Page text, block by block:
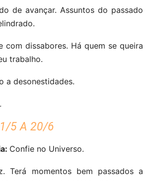
de avançar. Assuntos do passado
com dissabores. Há quem se queira
trabalho.
a desonestidades.
5 A 20/6
Confie no Universo.
Terá momentos bem passados a